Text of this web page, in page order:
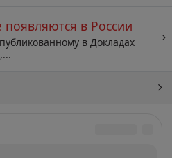
в России
в Докладах